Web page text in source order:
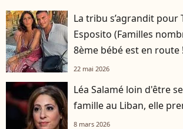
La tribu s’agrandit pour
Esposito (Familles
8ème bébé est en route !
22 mai 2026
Léa Salamé loin d'être
famille au Liban, elle
8 mars 2026